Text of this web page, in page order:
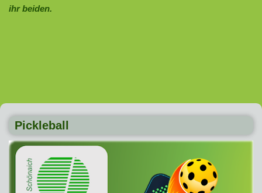
ihr beiden.
Pickleball